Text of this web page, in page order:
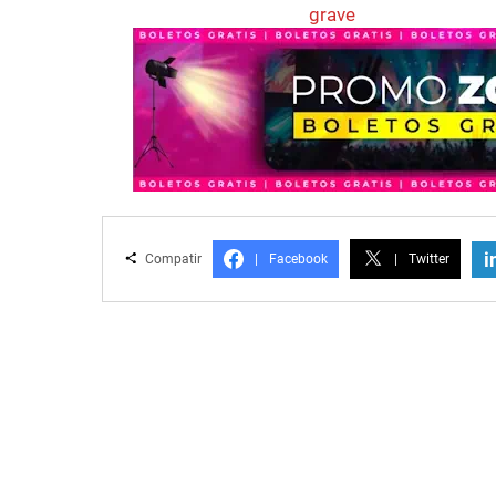
grave
Compatir Facebook Twitter